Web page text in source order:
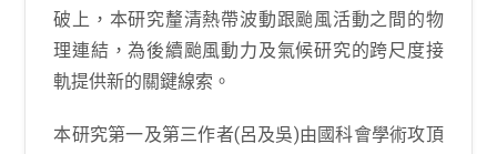
破上，本研究釐清熱帶波動跟颱風活動之間的物
理連結，為後續颱風動力及氣候研究的跨尺度接
軌提供新的關鍵線索。
本研究第一及第三作者(呂及吳)由國科會學術攻頂